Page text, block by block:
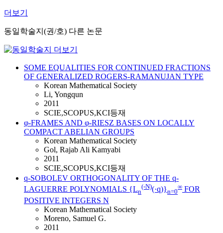
더보기
동일학술지(권/호) 다른 논문
SOME EQUALITIES FOR CONTINUED FRACTIONS
OF GENERALIZED ROGERS-RAMANUJAN TYPE
Korean Mathematical Society
Li, Yongqun
2011
SCIE,SCOPUS,KCI등재
φ-FRAMES AND φ-RIESZ BASES ON LOCALLY
COMPACT ABELIAN GROUPS
Korean Mathematical Society
Gol, Rajab Ali Kamyabi
2011
SCIE,SCOPUS,KCI등재
q-SOBOLEV ORTHOGONALITY OF THE q-
LAGUERRE POLYNOMIALS {Ln
(-N)(·q)}n=0
∞ FOR
POSITIVE INTEGERS N
Korean Mathematical Society
Moreno, Samuel G.
2011